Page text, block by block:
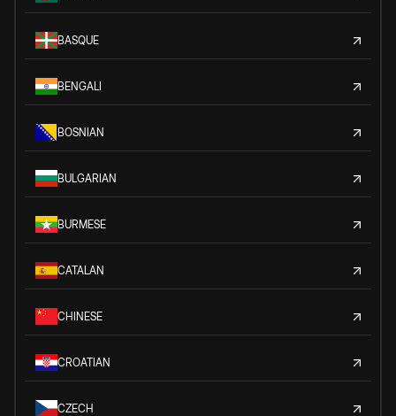
BASQUE
BENGALI
BOSNIAN
BULGARIAN
BURMESE
CATALAN
CHINESE
CROATIAN
CZECH